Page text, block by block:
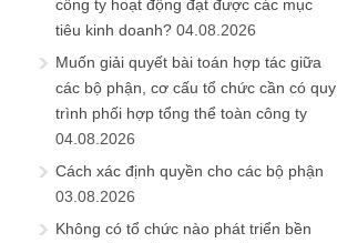
công ty hoạt động đạt được các mục
tiêu kinh doanh? 04.08.2026
Muốn giải quyết bài toán hợp tác giữa
các bộ phận, cơ cấu tổ chức cần có quy
trình phối hợp tổng thể toàn công ty
04.08.2026
Cách xác định quyền cho các bộ phận
03.08.2026
Không có tổ chức nào phát triển bền